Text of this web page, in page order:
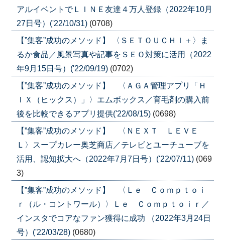
アルイベントでＬＩＮＥ友達４万人登録（2022年10月
27日号）('22/10/31) (0708)
【”集客”成功のメソッド】 〈ＳＥＴＯＵＣＨＩ＋〉ま
るか食品／風景写真や記事をＳＥＯ対策に活用（2022
年9月15日号）('22/09/19) (0702)
【”集客”成功のメソッド】 〈ＡＧＡ管理アプリ「Ｈ
ＩＸ（ヒックス）」〉エムボックス／育毛剤の購入前
後を比較できるアプリ提供('22/08/15) (0698)
【”集客”成功のメソッド】 〈ＮＥＸＴ ＬＥＶＥ
Ｌ〉スープカレー奥芝商店／テレビとユーチューブを
活用、認知拡大へ（2022年7月7日号）('22/07/11) (069
3)
【”集客”成功のメソッド】 〈Ｌｅ Ｃｏｍｐｔｏｉ
ｒ（ル・コントワール）〉Ｌｅ Ｃｏｍｐｔｏｉｒ／
インスタでコアなファン獲得に成功 （2022年3月24日
号）('22/03/28) (0680)